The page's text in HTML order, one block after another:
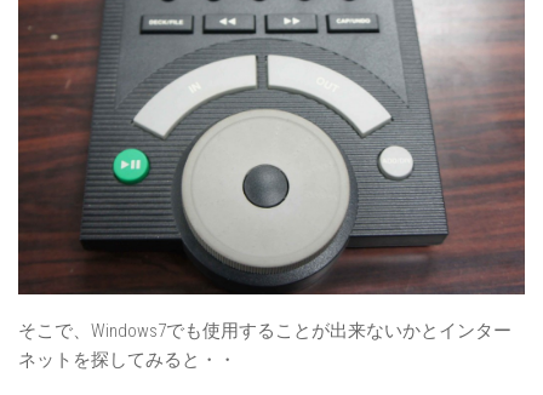
そこで、Windows7でも使用することが出来ないかとインター
ネットを探してみると・・